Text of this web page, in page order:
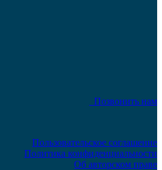
Позвонить нам
Пользовательское соглашение
Политика конфиденциальности
Об авторском праве